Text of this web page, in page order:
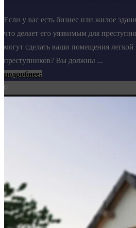
Если у вас есть бизнес или жилое
что делает его уязвимым для
могут сделать ваши помещения
преступников? Вы должны ...
подробнее:
0